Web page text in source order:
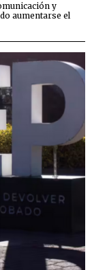
y
aumentarse el